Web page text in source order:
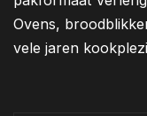
Ovens,
vele jaren